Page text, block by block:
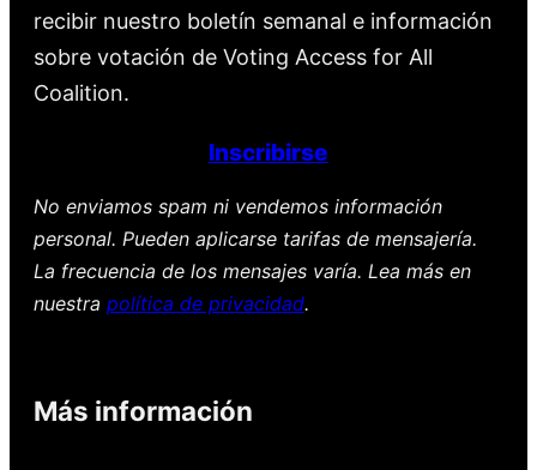
recibir nuestro boletín semanal e información
sobre votación de Voting Access for All
Coalition.
Inscribirse
No enviamos spam ni vendemos información
personal. Pueden aplicarse tarifas de mensajería.
La frecuencia de los mensajes varía. Lea más en
nuestra política de privacidad.
Más información